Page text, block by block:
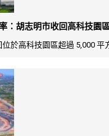
：胡志明市收回高科技園
於高科技園區超過 5,000 平